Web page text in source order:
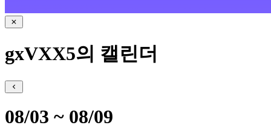
gxVXX5의 캘린더
08/03 ~ 08/09